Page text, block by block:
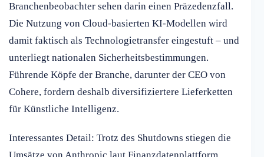
Branchenbeobachter sehen darin einen Präzedenzfall.
Die Nutzung von Cloud-basierten KI-Modellen wird
damit faktisch als Technologietransfer eingestuft – und
unterliegt nationalen Sicherheitsbestimmungen.
Führende Köpfe der Branche, darunter der CEO von
Cohere, fordern deshalb diversifiziertere Lieferketten
für Künstliche Intelligenz.
Interessantes Detail: Trotz des Shutdowns stiegen die